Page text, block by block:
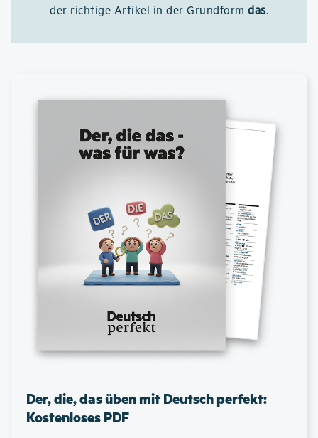
der richtige Artikel in der Grundform das.
Der, die, das üben mit Deutsch perfekt:
Kostenloses PDF